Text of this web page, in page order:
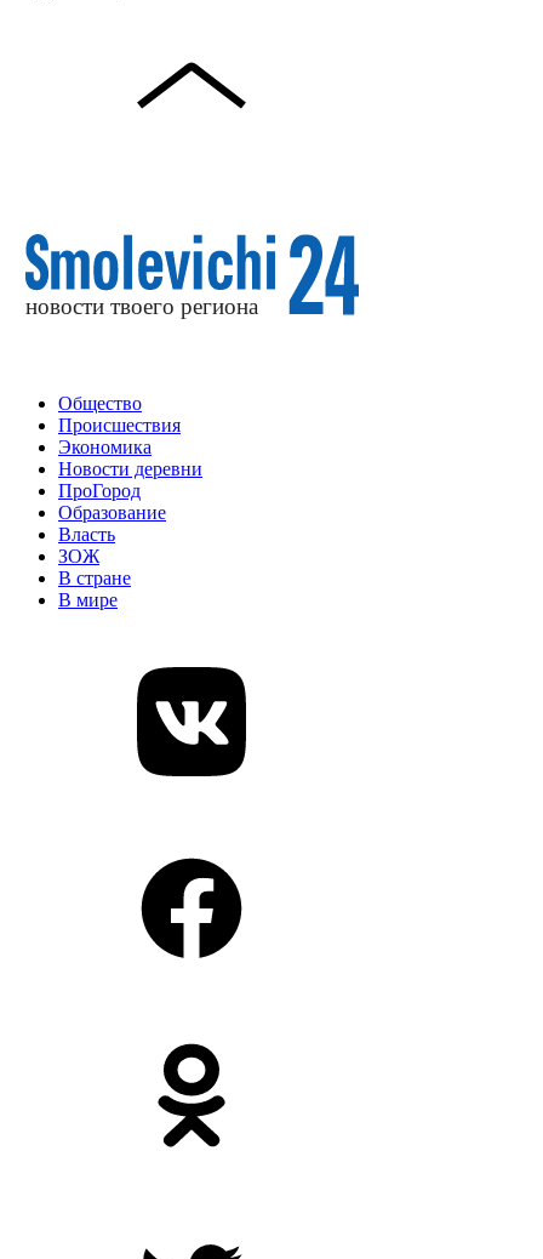
Общество
Происшествия
Экономика
Новости деревни
ПроГород
Образование
Власть
ЗОЖ
В стране
В мире